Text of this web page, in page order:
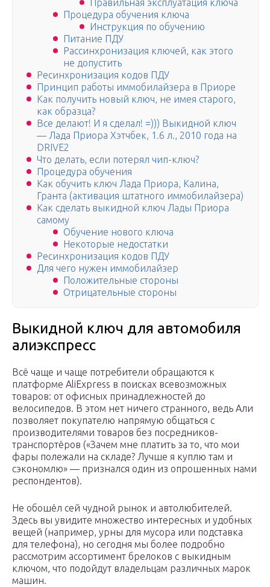
Правильная эксплуатация ключа
Процедура обучения ключа
Инструкция по обучению
Питание ПДУ
Рассинхронизация ключей, как этого
не допустить
Ресинхронизация кодов ПДУ
Принцип работы иммобилайзера в Приоре
Как получить новый ключ, не имея старого,
как образца?
Все делают! И я сделал! =))) Выкидной ключ
— Лада Приора Хэтчбек, 1.6 л., 2010 года на
DRIVE2
Что делать, если потерял чип-ключ?
Процедура обучения
Как обучить ключ Лада Приора, Калина,
Гранта (активация штатного иммобилайзера)
Как сделать выкидной ключ Лады Приора
самому
Обучение нового ключа
Некоторые недостатки
Ресинхронизация кодов ПДУ
Для чего нужен иммобилайзер
Положительные стороны
Отрицательные стороны
Выкидной ключ для автомобиля
алиэкспресс
Всё чаще и чаще потребители обращаются к
платформе AliExpress в поисках всевозможных
товаров: от офисных принадлежностей до
велосипедов. В этом нет ничего странного, ведь Али
позволяет покупателю напрямую общаться с
производителями товаров без посредников-
транспортёров («Зачем мне платить за то, что мои
фары полежали на складе? Лучше я куплю там и
сэкономлю» — признался один из опрошенных нами
респондентов).
Не обошёл сей чудной рынок и автолюбителей.
Здесь вы увидите множество интересных и удобных
вещей (например, урны для мусора или подставка
для телефона), но сегодня мы более подробно
рассмотрим ассортимент брелоков с выкидным
ключом, что подойдут владельцам различных марок
машин.